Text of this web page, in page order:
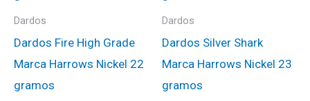
Dardos
Dardos Fire High Grade
Marca Harrows Nickel 22
gramos
Dardos
Dardos Silver Shark
Marca Harrows Nickel 23
gramos